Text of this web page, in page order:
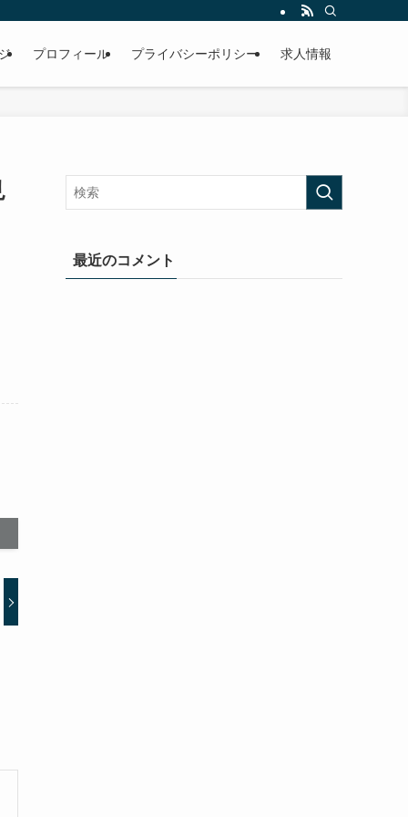
プロフィール プライバシーポリシー 求人情報
最近のコメント